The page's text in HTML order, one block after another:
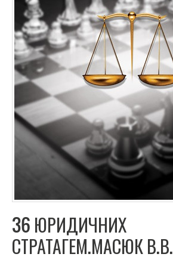
36 ЮРИДИЧНИХ
СТРАТАГЕМ.МАСЮК В.В.